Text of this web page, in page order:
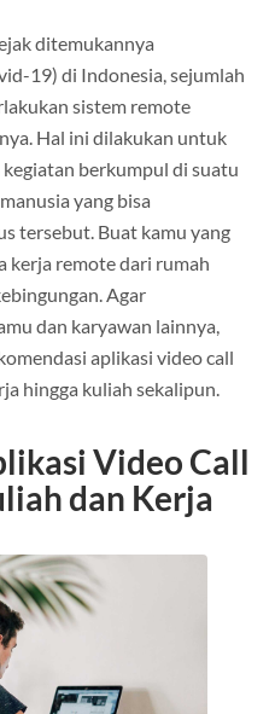
ditemukannya
19) di Indonesia, sejumlah
sistem remote
Hal ini dilakukan untuk
berkumpul di suatu
yang bisa
tersebut. Buat kamu yang
kerja remote dari rumah
Agar
dan karyawan lainnya,
aplikasi video call
hingga kuliah sekalipun.
Video Call
dan Kerja